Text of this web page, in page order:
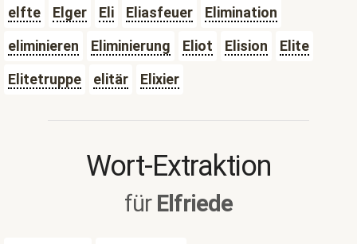
elfte
Elger Eli Eliasfeuer
Elimination
eliminieren
Eliminierung Eliot Elision
Elite
Elitetruppe
elitär Elixier
Wort-Extraktion
für Elfriede